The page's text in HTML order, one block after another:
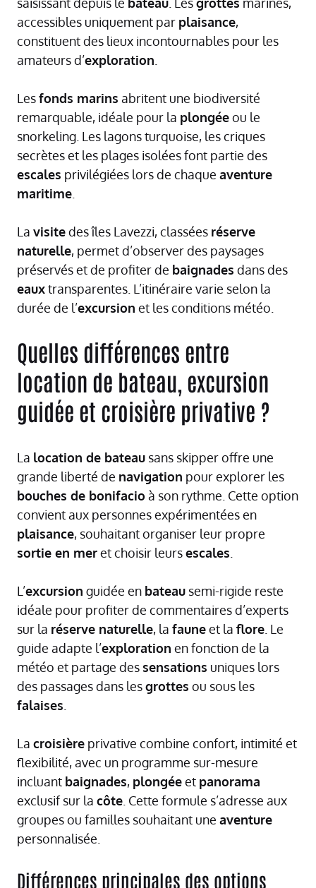
accessibles uniquement par plaisance,
constituent des lieux incontournables pour les
amateurs d’exploration
Lesfonds marins abritent une biodiversité
remarquable, idéale pour la plongéeou le
snorkeling. Les lagons turquoise, les criques
secrètes et les plages isolées font partie des
escales privilégiées lors de chaque aventure
maritime
La visitedes îles Lavezzi, classées réserve
naturelle, permet d’observer des paysages
préservés et de profiter de baignades dans des
eauxtransparentes. L’itinéraire varie selon la
durée de l’excursion et les conditions météo.
Quelles différences entre
location de bateau, excursion
guidée et croisière privative ?
La location de bateau sans skipper offre une
grande liberté de navigation pour explorer les
bouches de bonifacio à son rythme. Cette option
convient aux personnes expérimentées en
plaisance, souhaitant organiser leur propre
sortie en meret choisir leursescales
L’excursion guidée en bateau semi-rigide reste
idéale pour profiter de commentaires d’experts
sur la réserve naturelle, la fauneet la flore . Le
guide adapte l’exploration en fonction de la
météo et partage des sensations uniques lors
des passages dans lesgrottes ou sous les
falaises
La croisière privative combine confort, intimité et
flexibilité, avec un programme sur-mesure
incluant baignades, plongéeet panorama
exclusif sur la côte . Cette formule s’adresse aux
groupes ou familles souhaitant une aventure
personnalisée.
Différences principales des options